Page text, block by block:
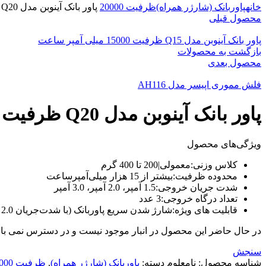
خانهپاوربانک (شارژر همراه)ظرفیت 20000
پاور بانک آینوبن مدل Q20 ظرفیت 20000 میلی آمپر ساعت
محصول قبلی
پاور بانک آینوبن مدل Q15 ظرفیت 15000 میلی آمپر ساعت
بازگشت به محصولات
محصول بعدی
فلش مموری اپیسر مدل AH116
پاور بانک آینوبن مدل Q20 ظرفیت 20000 میلی آمپر ساعت
ویژگی‌های محصول
کلاس وزنی:معمولی|200 تا 400 گرم
محدوده ظرفیت:بیشتر از 15 هزار میلی‌آمپر‌ساعت
شدت جریان خروجی:1.5 آمپر، 2.0 آمپر، 3.0 آمپر
تعداد درگاه خروجی:3 عدد
قابلیت های ویژه:شارژ شدن سریع پاوربانک (با شدت‌جریان 2.0 آمپر و بالاتر)
در حال حاضر این محصول در انبار موجود نیست و در دسترس نمی
سنجش
شناسه محصول: نامعلوم دسته: پاوربانک (شارژر همراه), ظرفیت 20000